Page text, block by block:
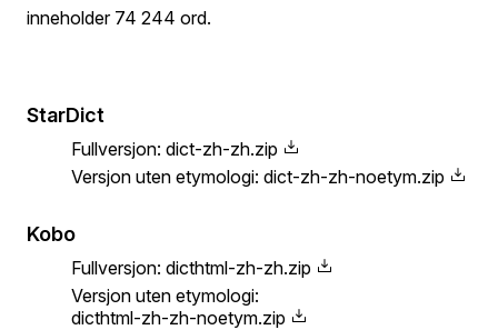
inneholder 74 244 ord.
StarDict
Fullversjon: dict-zh-zh.zip
Versjon uten etymologi: dict-zh-zh-noetym.zip
Kobo
Fullversjon: dicthtml-zh-zh.zip
Versjon uten etymologi:
dicthtml-zh-zh-noetym.zip